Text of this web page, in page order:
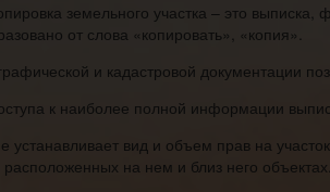
земельного участка – это
от слова «копировать», «копия».
и кадастровой документации
к наиболее полной информации
устанавливает вид и объем прав на
расположенных на нем и близ него